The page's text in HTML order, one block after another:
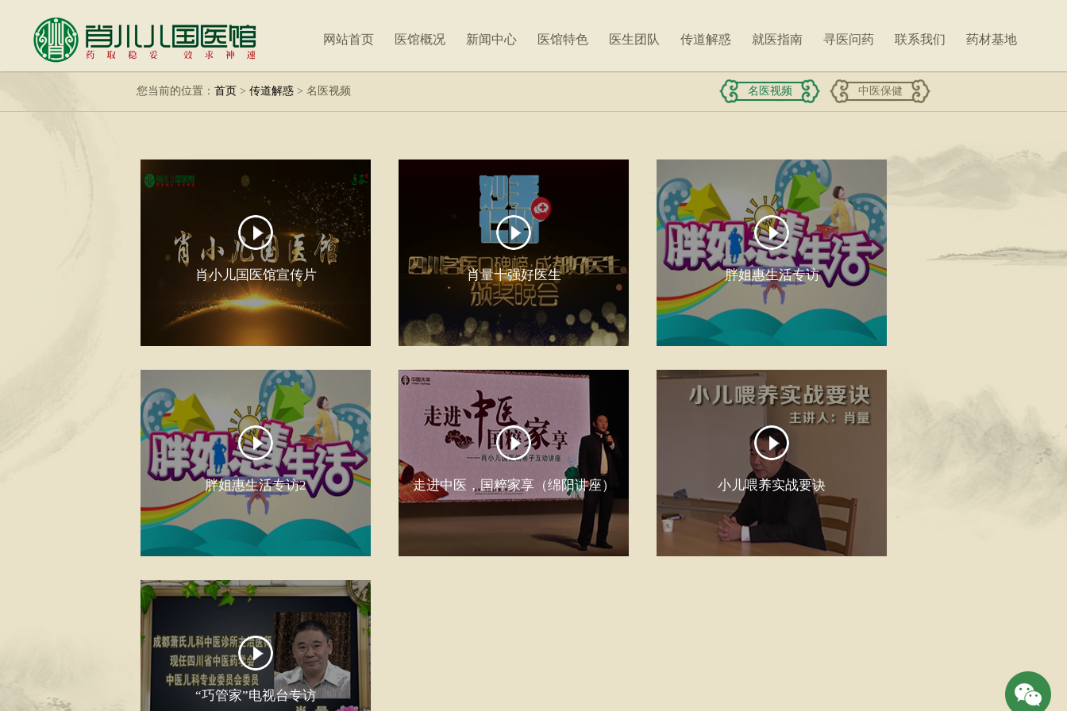
网站首页 医馆概况 新闻中心 医馆特色 医生团队 传道解惑 就医指南 寻医问药 联系我们 药材基地
您当前的位置： 首页 > 传道解惑 > 名医视频 名医视频 中医保健
肖小儿国医馆宣传片 肖量十强好医生 胖姐惠生活专访
胖姐惠生活专访2 走进中医，国粹家享（绵阳讲座） 小儿喂养实战要诀
“巧管家”电视台专访